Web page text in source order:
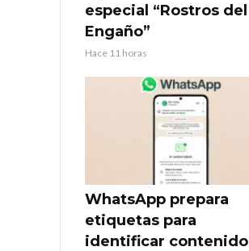
especial “Rostros del
Engaño”
Hace 11 horas
WhatsApp prepara
etiquetas para
identificar contenido